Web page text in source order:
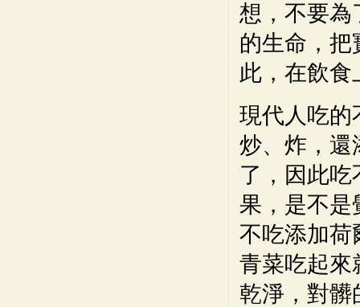
想，不要為
的生命，
此，在飲
現代人吃的
炒、炸，還
了，因此
果，是不是
不吃添加荷
青菜吃起來
乾淨，對髒